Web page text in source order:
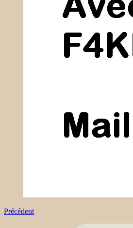
Précédent